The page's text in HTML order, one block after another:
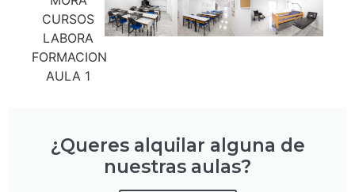
¿Queres alquilar alguna de
nuestras aulas?